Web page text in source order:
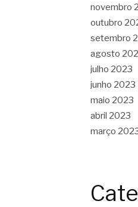
novembro
outubro
setembro
agosto
julho 2023
junho 2023
maio 2023
abril 2023
março